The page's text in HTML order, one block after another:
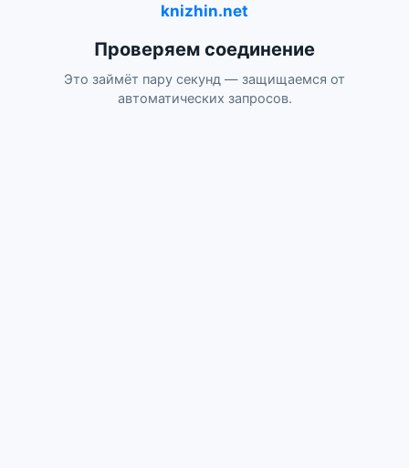
knizhin.net
Проверяем соединение
Это займёт пару секунд — защищаемся от
автоматических запросов.